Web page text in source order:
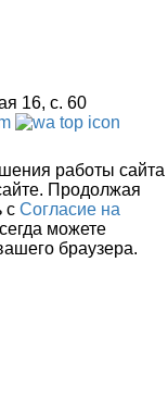
16, с. 60
работы сайта
Продолжая
с Согласие на
можете
браузера.